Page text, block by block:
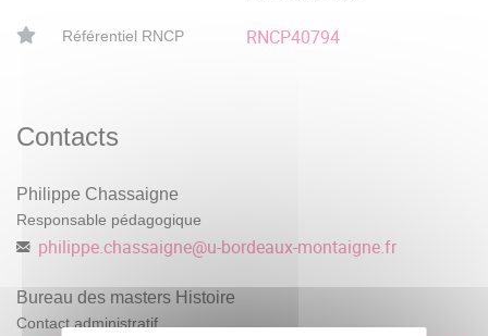
Référentiel RNCP RNCP40794
Contacts
Philippe Chassaigne
Responsable pédagogique
philippe.chassaigne@u-bordeaux-montaigne.fr
Bureau des masters Histoire
Contact administratif